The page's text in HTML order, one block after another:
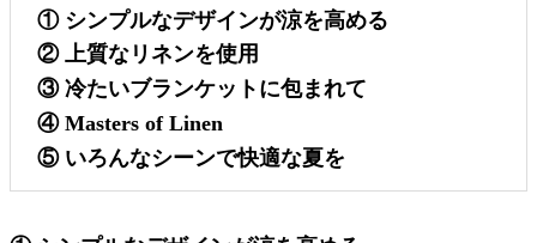
① シンプルなデザインが涼を高める
② 上質なリネンを使用
③ 冷たいブランケットに包まれて
④ Masters of Linen
⑤ いろんなシーンで快適な夏を